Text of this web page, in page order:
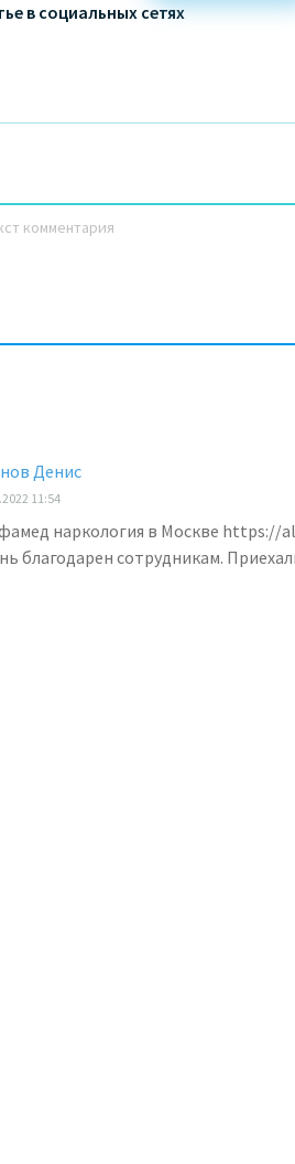
в социальных сетях
Денис
11:54
наркология в Москве https://
благодарен сотрудникам.